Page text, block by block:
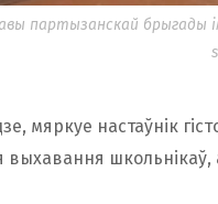
партызанскай брыгады
мяркуе настаўнік
выхавання школьнікаў,